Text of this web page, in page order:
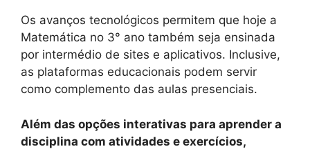
Os avanços tecnológicos permitem que hoje a
Matemática no 3° ano também seja ensinada
por intermédio de sites e aplicativos. Inclusive,
as plataformas educacionais podem servir
como complemento das aulas presenciais.
Além das opções interativas para aprender a
disciplina com atividades e exercícios,